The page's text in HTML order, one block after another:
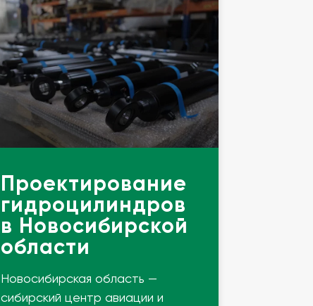
Проектирование
гидроцилиндров
в Новосибирской
области
Новосибирская область —
сибирский центр авиации и